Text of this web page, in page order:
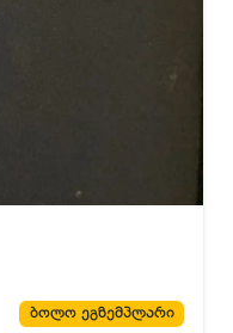
ბოლო ეგზემპლარი